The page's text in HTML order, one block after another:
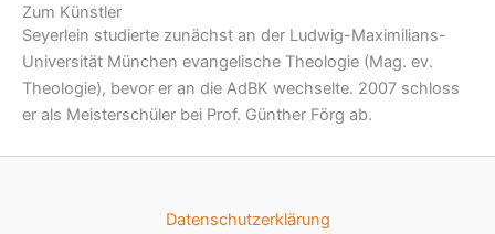
Zum Künstler
Seyerlein studierte zunächst an der Ludwig-Maximilians-
Universität München evangelische Theologie (Mag. ev.
Theologie), bevor er an die AdBK wechselte. 2007 schloss
er als Meisterschüler bei Prof. Günther Förg ab.
Datenschutzerklärung